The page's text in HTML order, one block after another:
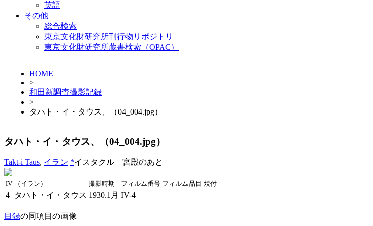
英語
その他
総合検索
東京文化財研究所刊行物リポジトリ
東京文化財研究所蔵書検索（OPAC）
HOME
>
和田新調査撮影記録
>
タハト・イ・タウス、（04_004.jpg）
タハト・イ・タウス、（04_004.jpg）
Takt-i Taus, イラン *イスタクル 宮殿のあと
IV （イラン） 撮影時期 フィルム番号 フィルム品目 焼付
4 タハト・イ・タウス 1930.1月 IV-4
目録の同項目の画像